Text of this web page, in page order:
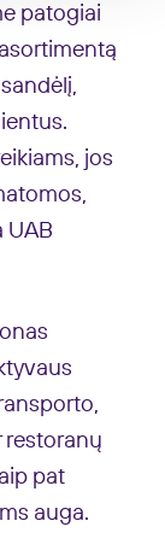
patogiai
jos
UAB
restoranų
pat
auga.